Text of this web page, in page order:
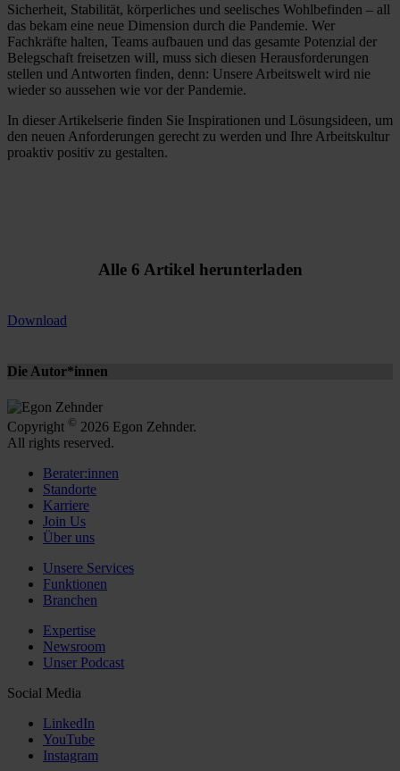
Sicherheit, Stabilität, körperliches und seelisches Wohlbefinden – all
das bekam eine neue Dimension durch die Pandemie. Wer
Fachkräfte halten, Teams aufbauen und das gesamte Potenzial der
Belegschaft freisetzen will, muss sich diesen Herausforderungen
stellen und Antworten finden, denn: Unsere Arbeitswelt wird nie
wieder so aussehen wie vor der Pandemie.
In dieser Artikelserie finden Sie Inspirationen und Lösungsideen, um
den neuen Anforderungen gerecht zu werden und Ihre Arbeitskultur
proaktiv positiv zu gestalten.
Alle 6 Artikel herunterladen
Download
Die Autor*innen
Copyright © 2026 Egon Zehnder.
All rights reserved.
Berater:innen
Standorte
Karriere
Join Us
Über uns
Unsere Services
Funktionen
Branchen
Expertise
Newsroom
Unser Podcast
Social Media
LinkedIn
YouTube
Instagram